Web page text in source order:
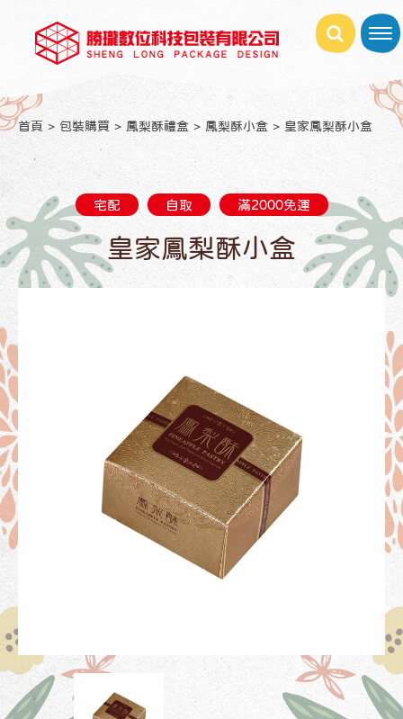
首頁 包裝購買 鳳梨酥禮盒 鳳梨酥小盒 皇家鳳梨酥小盒
宅配 自取 滿2000免運
皇家鳳梨酥小盒